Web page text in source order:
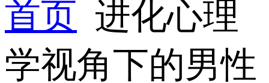
首页 进化心理
学视角下的男性